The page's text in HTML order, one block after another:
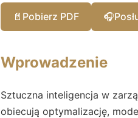
📄 Pobierz PDF 🎧
Wprowadzenie
Sztuczna inteligencja w
obiecują optymalizację,